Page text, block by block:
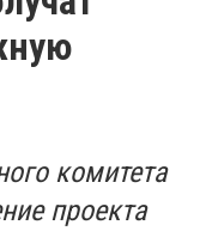
комитета
проекта